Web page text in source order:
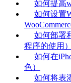
如何提高
如何设置
如何部署
程序的使用）
如何在
色）
如何将表